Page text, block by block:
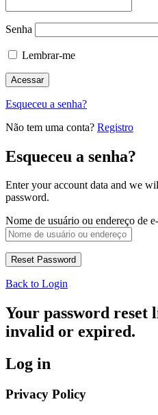
Senha
Lembrar-me
Esqueceu a senha?
Não tem uma conta? Registro
Esqueceu a senha?
Enter your account data and we
password.
Nome de usuário ou endereço de
Back to Login
Your password reset
invalid or expired.
Log in
Privacy Policy